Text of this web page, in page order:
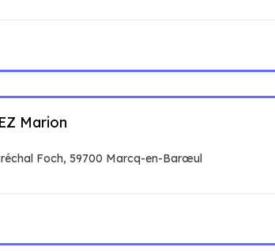
Marion
Foch, 59700 Marcq-en-Barœul